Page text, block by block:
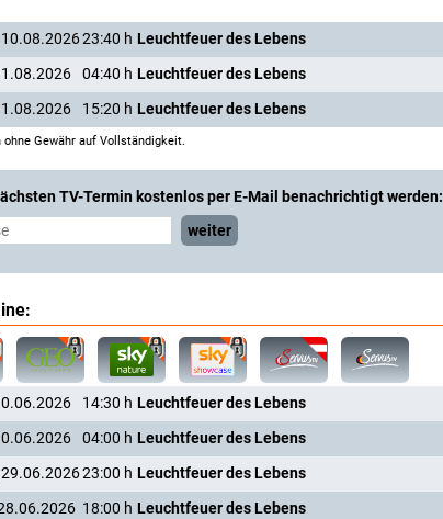
10.08.202623:40 h Leuchtfeuer des Lebens
04:40 h Leuchtfeuer des Lebens
15:20 h Leuchtfeuer des Lebens
Gewähr auf Vollständigkeit.
TV-Termin kostenlos per E-Mail benachrichtigt werden:
weiter
14:30 h Leuchtfeuer des Lebens
04:00 h Leuchtfeuer des Lebens
29.06.202623:00 h Leuchtfeuer des Lebens
18:00 h Leuchtfeuer des Lebens